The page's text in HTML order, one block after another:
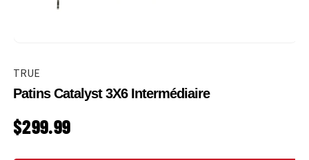
TRUE
Patins Catalyst 3X6 Intermédiaire
PRIX HABITUEL
$299.99